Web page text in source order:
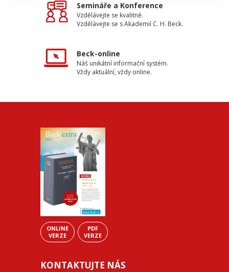
Semináře a Konference
Vzdělávejte se kvalitně.
Vzdělávejte se s Akademií C. H. Beck.
Beck-online
Náš unikátní informační systém.
Vždy aktuální, vždy online.
ONLINE
VERZE
PDF
VERZE
KONTAKTUJTE NÁS